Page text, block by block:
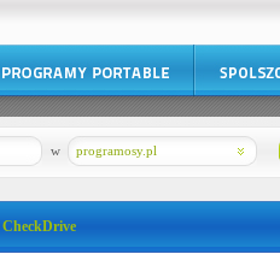
programosy.pl
w
CheckDrive